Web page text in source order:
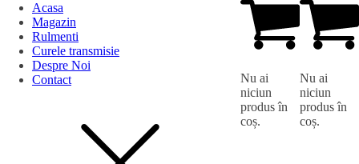
Acasa
Magazin
Rulmenti
Curele transmisie
Despre Noi
Contact
Nu ai
niciun
produs în
coș.
Nu ai
niciun
produs în
coș.